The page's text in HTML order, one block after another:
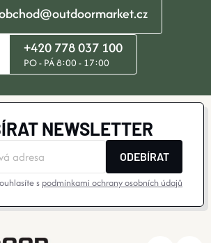
+420 778 037 100
PO - PÁ 8:00 - 17:00
NEWSLETTER
ODEBÍRAT
s podmínkami ochrany osobních údajů